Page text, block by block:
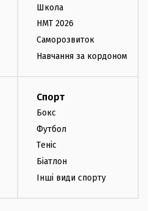
Школа
НМТ 2026
Саморозвиток
Навчання за кордоном
Спорт
Бокс
Футбол
Теніс
Біатлон
Інші види спорту